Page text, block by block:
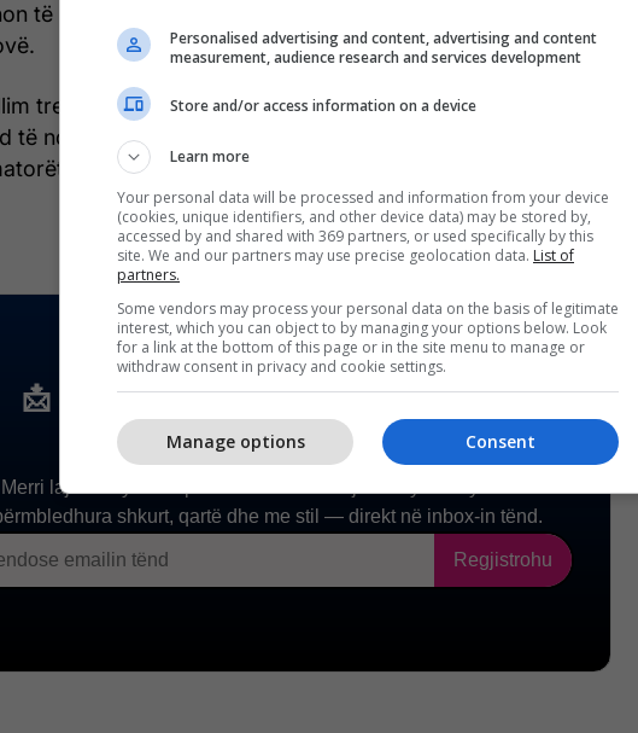
të pasqyrojë lëvizjet e çmimeve në sektorin e bujqësisë
tregon një trend në rritje të kostos së prodhimit bujqësor,
të ndikojë edhe në çmimet përfundimtare për
në treg. /Telegrafi/
Personalised advertising and content, advertising and content
measurement, audience research and services development
Store and/or access information on a device
Learn more
Your personal data will be processed and information from your device
(cookies, unique identifiers, and other device data) may be stored by,
accessed by and shared with 369 partners, or used specifically by this
site. We and our partners may use precise geolocation data. List of
partners.
Some vendors may process your personal data on the basis of legitimate
interest, which you can object to by managing your options below. Look
for a link at the bottom of this page or in the site menu to manage or
withdraw consent in privacy and cookie settings.
Consent
Manage options